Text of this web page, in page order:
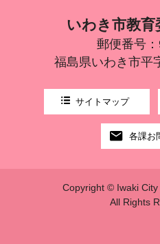
いわき市教育
郵便番号
福島県いわき市平
サイトマップ
各課お
Copyright © Iwaki City
All Rights